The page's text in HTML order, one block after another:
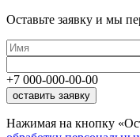
Оставьте заявку и мы
+7 000-000-00-00
оставить заявку
Нажимая на кнопку